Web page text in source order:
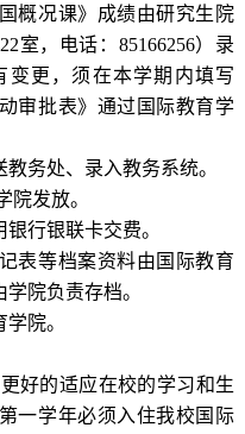
概况课》成绩由研究生院
室，电话：85166256）录
变更，须在本学期内填写
审批表》通过国际教育学
务处、录入教务系统。
院发放。
行银联卡交费。
表等档案资料由国际教育
院负责存档。
院。
好的适应在校的学习和生
一学年必须入住我校国际